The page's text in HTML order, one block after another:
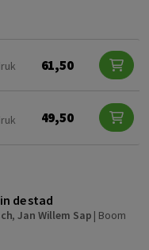
61,50
49,50
de stad
,Jan Willem Sap | Boom